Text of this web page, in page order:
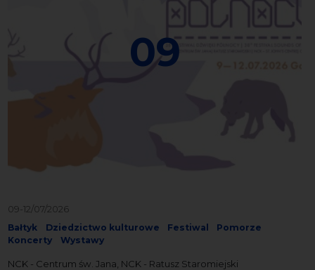
09
09-12/07/2026
Bałtyk Dziedzictwo kulturowe Festiwal
Pomorze
Koncerty
Wystawy
NCK - Centrum św. Jana, NCK - Ratusz Staromiejski